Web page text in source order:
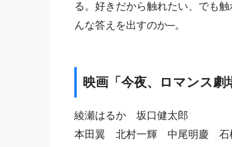
る。好きだから触れたい、でも
んな答えを出すのか─。
映画「今夜、ロマンス劇
綾瀬はるか 坂口健太郎
本田翼 北村一輝 中尾明慶